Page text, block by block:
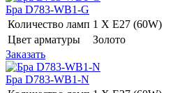
Бра D783-WB1-G
Количество ламп 1 Х E27 (60W)
Цвет арматуры
Золото
Заказать
Бра D783-WB1-N